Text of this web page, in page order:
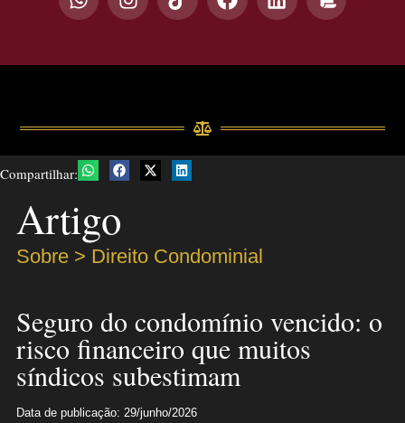
Compartilhar:
Artigo
Sobre > Direito Condominial
Seguro do condomínio vencido: o
risco financeiro que muitos
síndicos subestimam
Data de publicação: 29/junho/2026